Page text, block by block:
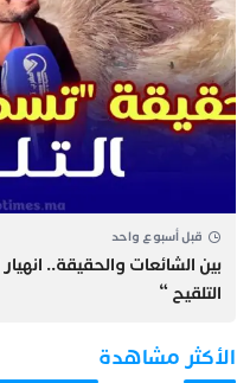
قبل أسبوع واحد
بين الشائعات والحقيقة..
التلقيح “
الأكثر مشاهدة